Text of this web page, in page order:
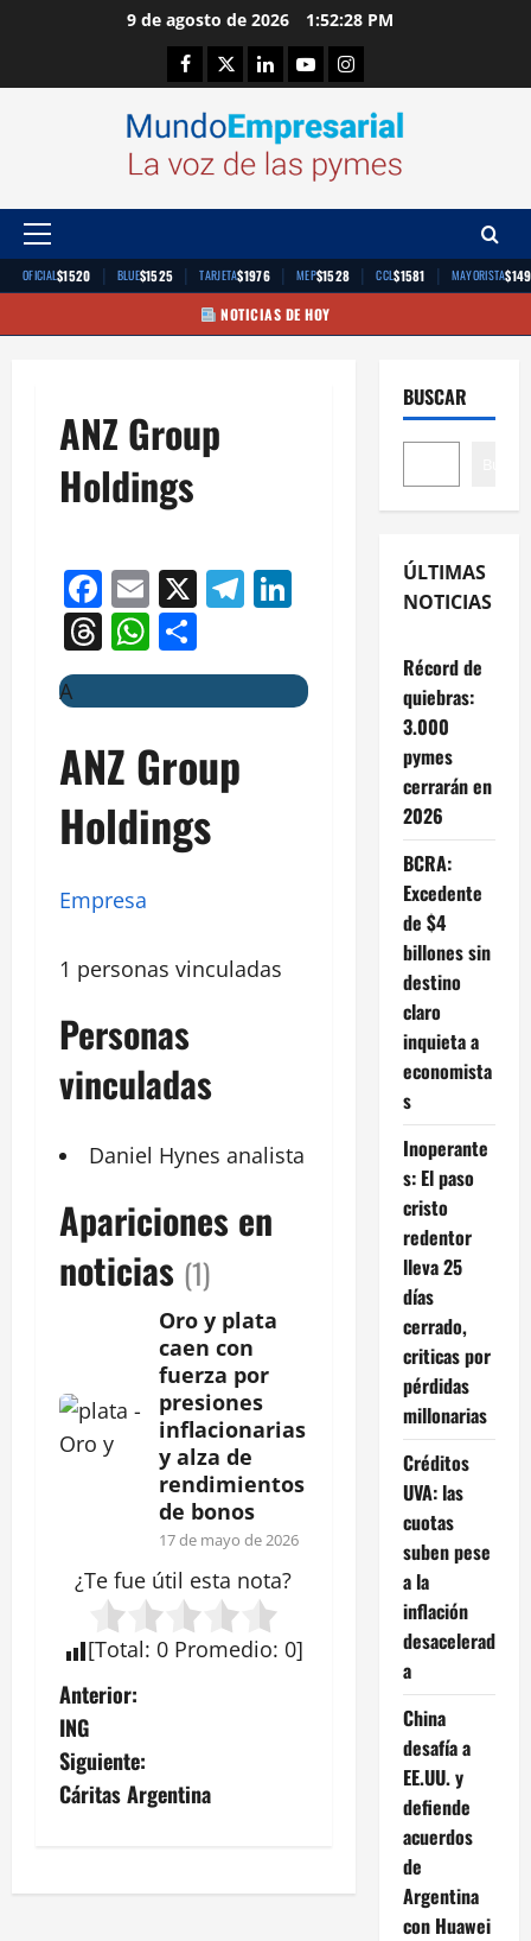
9 de agosto de 2026 1:52:29 PM
Facebook
TwitterLinkedinYoutubeInstagram
Menú
principal
OFICIAL$1520 | BLUE$1525 | TARJETA$1976 | MEP$1528 | CCL$1581 | MAYORISTA
NOTICIAS DE HOY
ANZ Group
Holdings
Facebook
Email
X Telegram
LinkedIn
Threads
WhatsApp
A
ANZ Group
Holdings
Empresa
1 personas vinculadas
Personas
vinculadas
Daniel Hynes analista
Apariciones en
noticias (1)
Oro y plata
caen con
fuerza por
presiones
inflacionarias
y alza de
rendimientos
de bonos
17 de mayo de 2026
¿Te fue útil esta nota?
[Total: 0 Promedio: 0]
N
a
v
g
Anterior:
ING
Siguiente:
Cáritas Argentina
BUSCAR
ÚLTIMAS
NOTICIAS
Récord de
quiebras:
3.000
pymes
cerrarán en
2026
BCRA:
Excedente
de $4
billones sin
destino
claro
inquieta a
economista
s
Inoperante
s: El paso
cristo
redentor
lleva 25
días
cerrado,
criticas por
pérdidas
millonarias
Créditos
UVA: las
cuotas
suben pese
a la
inflación
desacelerad
a
China
desafía a
EE.UU. y
defiende
acuerdos
de
Argentina
con Huawei